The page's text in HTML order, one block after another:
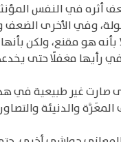
أثره في النفس
وفي الأخرى الضعف
هو مقنع، ولكن
رأيها مغفلًا حتى
صارت غير طبيعية في
والدنيئة والتصاون